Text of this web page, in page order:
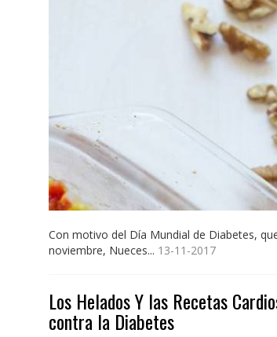
Con motivo del Día Mundial de Diabetes,
noviembre, Nueces... 13-11-2017
Los Helados Y las Recetas
contra la Diabetes